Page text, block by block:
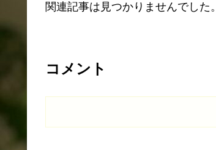
関連記事は見つかりませんでした。
コメント